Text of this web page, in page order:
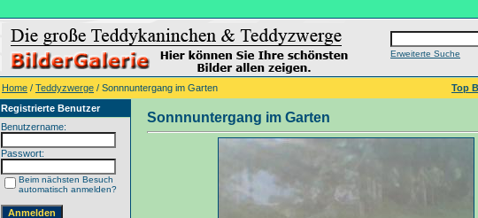
Erweiterte Suche
Home / Teddyzwerge / Sonnnuntergang im Garten Top
Registrierte Benutzer
Benutzername:
Passwort:
Beim nächsten Besuch
automatisch anmelden?
Sonnnuntergang im Garten